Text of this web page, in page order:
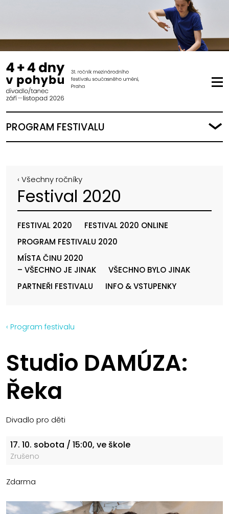
PROGRAM FESTIVALU
‹ Všechny ročníky
Festival 2020
FESTIVAL 2020
FESTIVAL 2020 ONLINE
PROGRAM FESTIVALU 2020
MÍSTA ČINU 2020
– VŠECHNO JE JINAK
VŠECHNO BYLO JINAK
PARTNEŘI FESTIVALU
INFO & VSTUPENKY
‹ Program festivalu
Studio DAMÚZA:
Řeka
Divadlo pro děti
17. 10. sobota / 15:00, ve škole
Zrušeno
Zdarma